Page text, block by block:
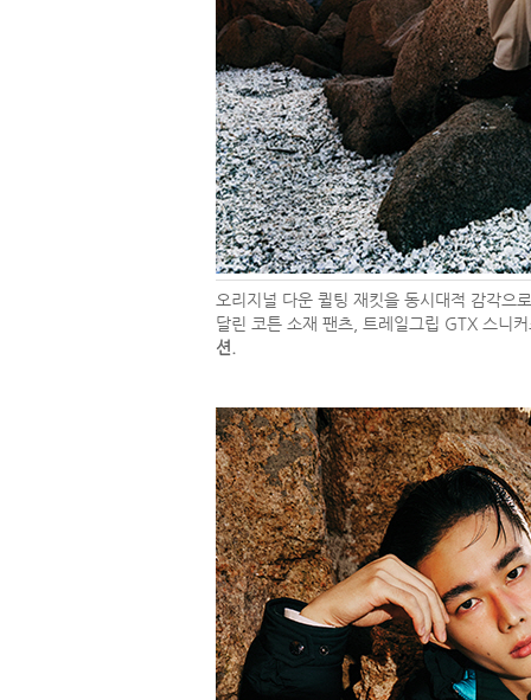
오리지널 다운 퀼팅 재킷을 동시대적 감각으
달린 코튼 소재 팬츠, 트레일그립 GTX 스니
션.